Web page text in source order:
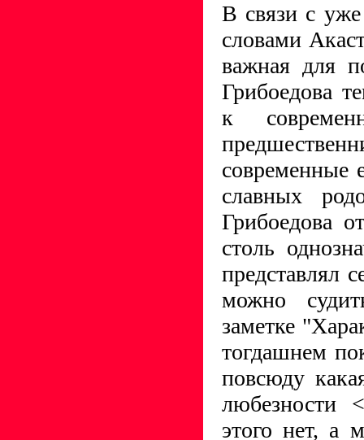
В связи с
словами
важная для
Грибоедова
к
современные
славных
Грибоедова
столь
представлял
можно
заметке
тогдашнем
повсюду
любезности
этого нет, а